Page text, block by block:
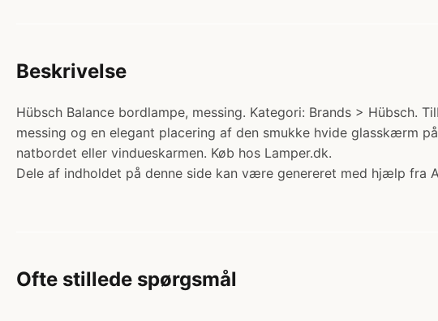
Beskrivelse
Hübsch Balance bordlampe, messing. Kategori: Brands > Hübsch.
messing og en elegant placering af den smukke hvide glasskærm
natbordet eller vindueskarmen. Køb hos Lamper.dk.
Dele af indholdet på denne side kan være genereret med hjælp fra
Ofte stillede spørgsmål